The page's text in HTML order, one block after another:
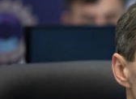
корупцією